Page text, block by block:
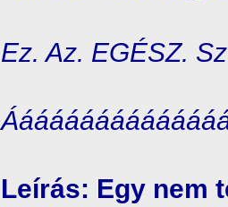
Ez. Az. EGÉSZ.
Leírás: Egy nem